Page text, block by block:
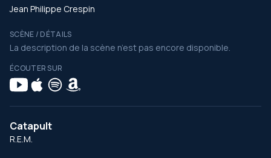
Jean Philippe Crespin
SCÈNE / DÉTAILS
La description de la scène n’est pas encore disponible.
ÉCOUTER SUR
Catapult
R.E.M.